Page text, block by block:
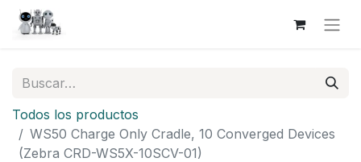
Todos los productos
WS50 Charge Only Cradle, 10 Converged Devices
(Zebra CRD-WS5X-10SCV-01)